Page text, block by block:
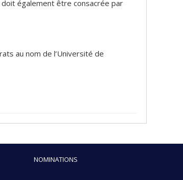
également être consacrée par
au nom de l’Université de
NOMINATIONS